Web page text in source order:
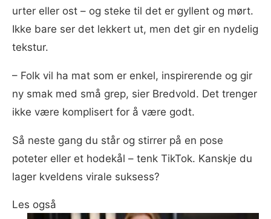
urter eller ost – og steke til det er gyllent og mørt.
Ikke bare ser det lekkert ut, men det gir en nydelig
tekstur.
– Folk vil ha mat som er enkel, inspirerende og gir
ny smak med små grep, sier Bredvold. Det trenger
ikke være komplisert for å være godt.
Så neste gang du står og stirrer på en pose
poteter eller et hodekål – tenk TikTok. Kanskje du
lager kveldens virale suksess?
Les også